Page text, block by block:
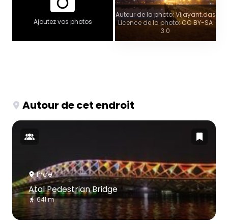
Ajoutez vos photos
Auteur de la photo: Vijayant.das
Licence de la photo: CC BY-SA
3.0
Autour de cet endroit
Inde
Atal Pedestrian Bridge
641 m